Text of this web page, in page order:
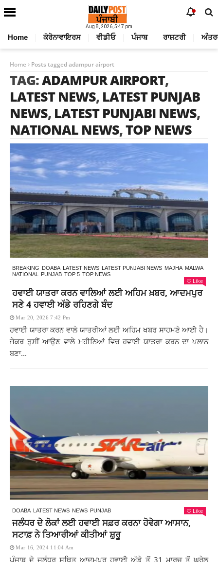
Aug 8, 2026, 5:47 pm
Home ਕੋਰੋਨਾਵਾਇਰਸ ਵੀਡੀਓ ਪੰਜਾਬ ਰਾਸ਼ਟਰੀ
Home Posts tagged adampur airport
TAG:ADAMPUR AIRPORT,
LATEST NEWS, LATEST PUNJAB
NEWS, LATEST PUNJABI NEWS,
NATIONAL NEWS,TOP NEWS
BREAKING DOABA LATEST NEWS LATEST PUNJABI NEWS MAJHA MALWA
NATIONAL
PUNJAB TOP 5 TOP NEWS
Like
ਹਵਾਈ ਯਾਤਰਾ ਕਰਨ ਵਾਲਿਆਂ ਲਈ ਅਹਿਮ ਖ਼ਬਰ, ਆਦਮਪੁਰ
ਸਣੇ 4 ਹਵਾਈ ਅੱਡੇ ਰਹਿਣਗੇ ਬੰਦ
Mar 20, 2026 7:42 Pm
ਹਵਾਈ ਯਾਤਰਾ ਕਰਨ ਵਾਲੇ ਯਾਤਰੀਆਂ ਲਈ ਅਹਿਮ ਖਬਰ ਸਾਹਮਣੇ ਆਈ ਹੈ।
ਜੇਕਰ ਤੁਸੀਂ ਆਉਣ ਵਾਲੇ ਮਹੀਨਿਆਂ ਵਿਚ ਹਵਾਈ ਯਾਤਰਾ ਕਰਨ ਦਾ ਪਲਾਨ
ਬਣਾ...
DOABA LATEST NEWS NEWS PUNJAB Like
ਜਲੰਧਰ ਦੇ ਲੋਕਾਂ ਲਈ ਹਵਾਈ ਸਫ਼ਰ ਕਰਨਾ ਹੋਵੇਗਾ ਆਸਾਨ,
ਸਟਾਫ਼ ਨੇ ਤਿਆਰੀਆਂ ਕੀਤੀਆਂ ਸ਼ੁਰੂ
Mar 16, 2024 11:04 Am
ਪੰਜਾਬ ਦੇ ਜਲੰਧਰ ਸਥਿਤ ਆਦਮਪੁਰ ਹਵਾਈ ਅੱਡੇ ਤੋਂ 31 ਮਾਰਚ ਤੋਂ ਘਰੇਲੂ